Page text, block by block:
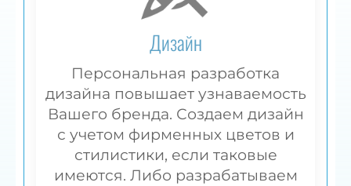
Дизайн
Персональная разработка
дизайна повышает узнаваемость
Вашего бренда. Создаем дизайн
с учетом фирменных цветов и
стилистики, если таковые
имеются. Либо разрабатываем